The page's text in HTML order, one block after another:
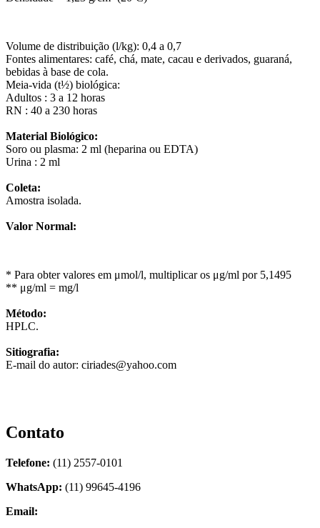
Volume de distribuição (l/kg): 0,4 a 0,7
Fontes alimentares: café, chá, mate, cacau e derivados, guaraná,
bebidas à base de cola.
Meia-vida (t½) biológica:
Adultos : 3 a 12 horas
RN : 40 a 230 horas
Material Biológico:
Soro ou plasma: 2 ml (heparina ou EDTA)
Urina : 2 ml
Coleta:
Amostra isolada.
Valor Normal:
* Para obter valores em μmol/l, multiplicar os μg/ml por 5,1495
** μg/ml = mg/l
Método:
HPLC.
Sitiografia:
E-mail do autor: ciriades@yahoo.com
Contato
Telefone: (11) 2557-0101
WhatsApp: (11) 99645-4196
Email: